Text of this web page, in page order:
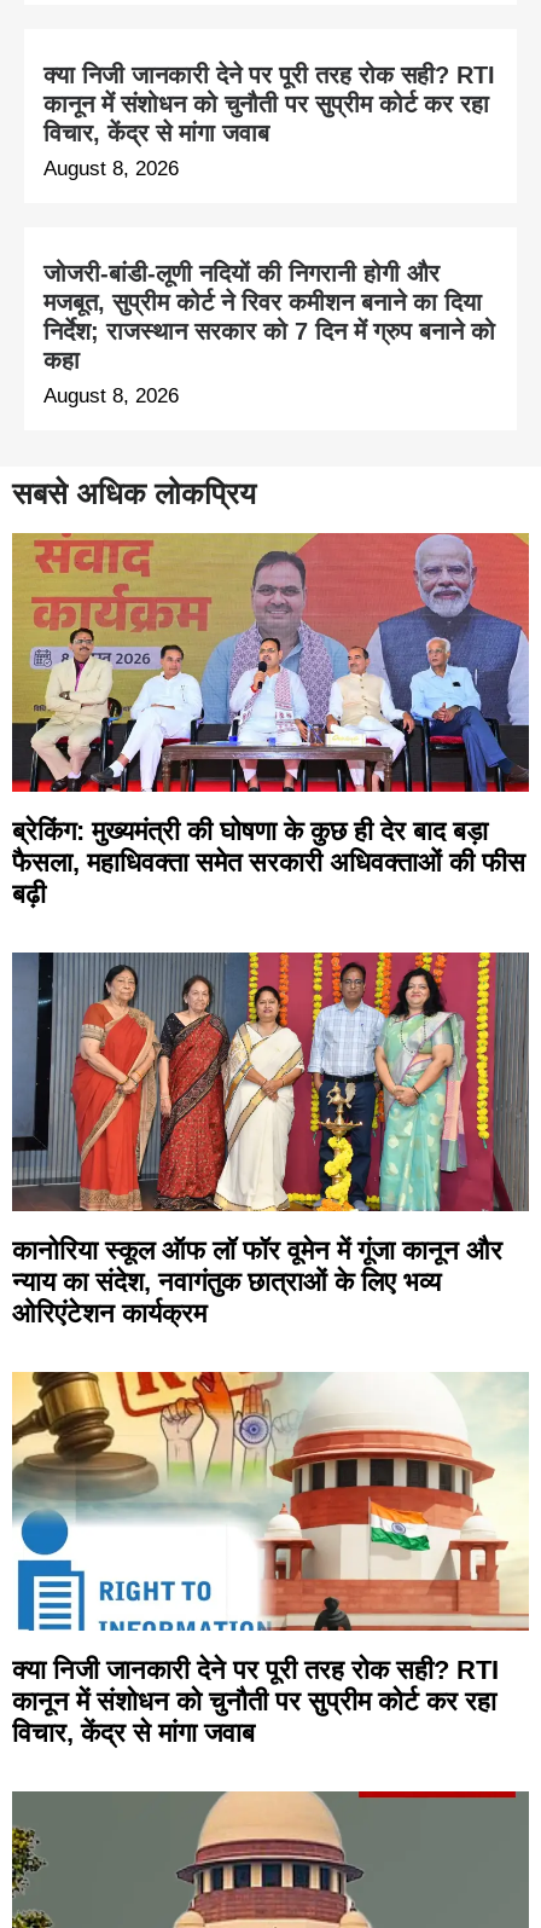
क्या निजी जानकारी देने पर पूरी तरह रोक सही? RTI
कानून में संशोधन को चुनौती पर सुप्रीम कोर्ट कर रहा
विचार, केंद्र से मांगा जवाब
August 8, 2026
जोजरी-बांडी-लूणी नदियों की निगरानी होगी और
मजबूत, सुप्रीम कोर्ट ने रिवर कमीशन बनाने का दिया
निर्देश; राजस्थान सरकार को 7 दिन में ग्रुप बनाने को
कहा
August 8, 2026
सबसे अधिक लोकप्रिय
ब्रेकिंग: मुख्यमंत्री की घोषणा के कुछ ही देर बाद बड़ा
फैसला, महाधिवक्ता समेत सरकारी अधिवक्ताओं की फीस
बढ़ी
कानोरिया स्कूल ऑफ लॉ फॉर वूमेन में गूंजा कानून और
न्याय का संदेश, नवागंतुक छात्राओं के लिए भव्य
ओरिएंटेशन कार्यक्रम
क्या निजी जानकारी देने पर पूरी तरह रोक सही? RTI
कानून में संशोधन को चुनौती पर सुप्रीम कोर्ट कर रहा
विचार, केंद्र से मांगा जवाब